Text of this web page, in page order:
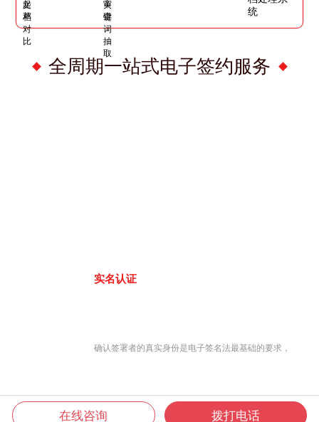
全周期一站式电子签约服务
实名认证
确认签署者的真实身份是电子签名法最基础的要求，
在线咨询 拨打电话